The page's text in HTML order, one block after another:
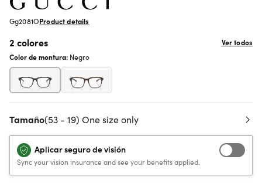
Gg2081OProduct details
2 colores
Ver todos
Color de montura: Negro
Tamaño(53 - 19) One size only
Aplicar seguro de visión
Sync your vision insurance and see your benefits applied.